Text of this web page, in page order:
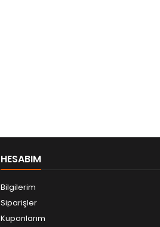
HESABIM
Bilgilerim
Siparişler
Kuponlarım